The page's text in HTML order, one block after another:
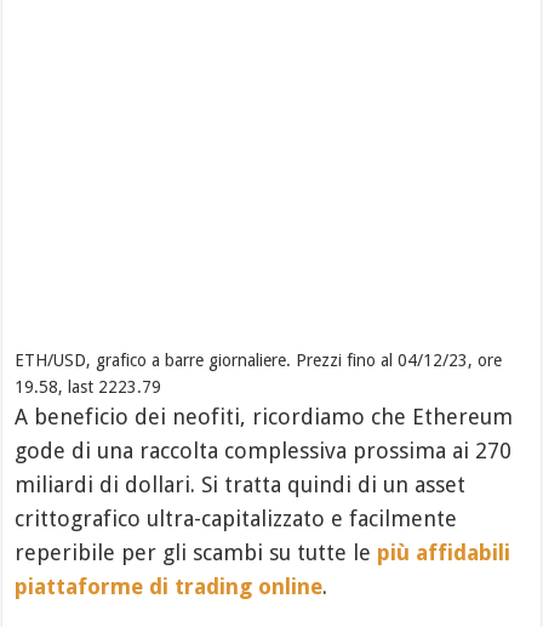
ETH/USD, grafico a barre giornaliere. Prezzi fino al 04/12/23, ore
19.58, last 2223.79
A beneficio dei neofiti, ricordiamo che Ethereum
gode di una raccolta complessiva prossima ai 270
miliardi di dollari. Si tratta quindi di un asset
crittografico ultra-capitalizzato e facilmente
reperibile per gli scambi su tutte le più affidabili
piattaforme di trading online.